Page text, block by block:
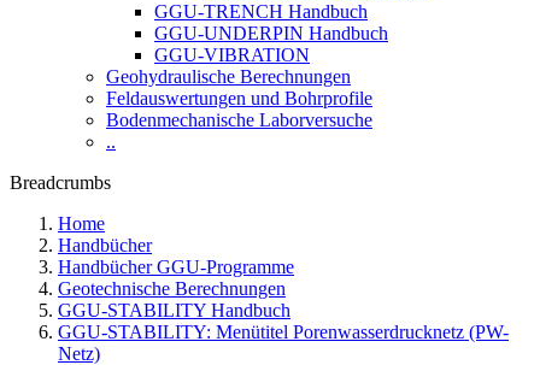
GGU-TRENCH Handbuch
GGU-UNDERPIN Handbuch
GGU-VIBRATION
Geohydraulische Berechnungen
Feldauswertungen und Bohrprofile
Bodenmechanische Laborversuche
..
Breadcrumbs
Home
Handbücher
Handbücher GGU-Programme
Geotechnische Berechnungen
GGU-STABILITY Handbuch
GGU-STABILITY: Menütitel Porenwasserdrucknetz (PW-
Netz)